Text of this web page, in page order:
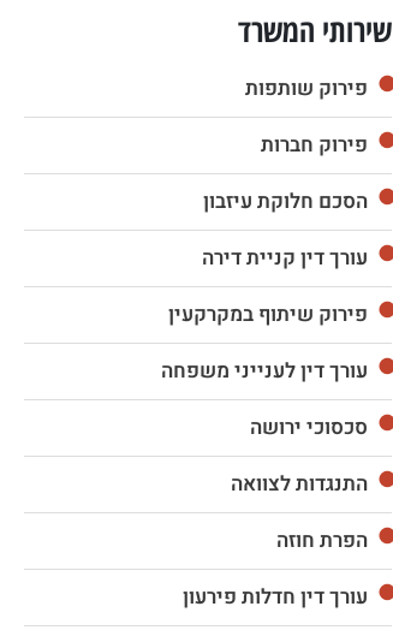
שירותי המשרד
פירוק שותפות
פירוק חברות
הסכם חלוקת עיזבון
עורך דין קניית דירה
פירוק שיתוף במקרקעין
עורך דין לענייני משפחה
סכסוכי ירושה
התנגדות לצוואה
הפרת חוזה
עורך דין חדלות פירעון